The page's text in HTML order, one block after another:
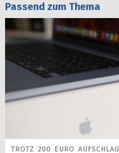
Passend zum Thema
TROTZ 200 EURO AUFSCHLAG